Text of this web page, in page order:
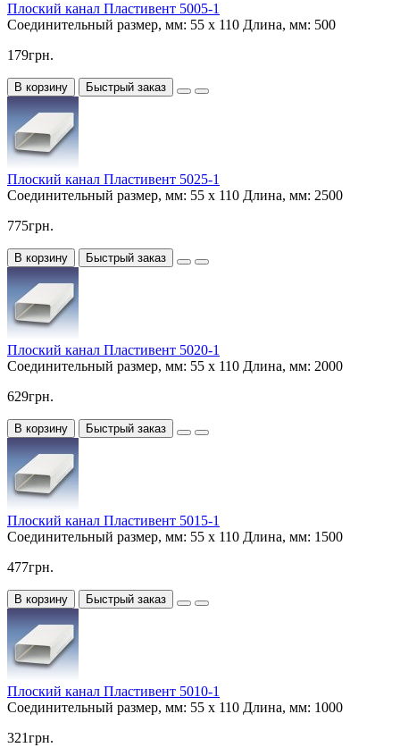
Плоский канал Пластивент 5005-1
Соединительный размер, мм: 55 х 110 Длина, мм: 500
179грн.
В корзину Быстрый заказ
Плоский канал Пластивент 5025-1
Соединительный размер, мм: 55 х 110 Длина, мм: 2500
775грн.
В корзину Быстрый заказ
Плоский канал Пластивент 5020-1
Соединительный размер, мм: 55 х 110 Длина, мм: 2000
629грн.
В корзину Быстрый заказ
Плоский канал Пластивент 5015-1
Соединительный размер, мм: 55 х 110 Длина, мм: 1500
477грн.
В корзину Быстрый заказ
Плоский канал Пластивент 5010-1
Соединительный размер, мм: 55 х 110 Длина, мм: 1000
321грн.